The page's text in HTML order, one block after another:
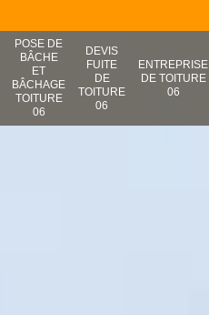
POSE DE
BÂCHE
ET
BÂCHAGE
TOITURE
06
DEVIS
FUITE
DE
TOITURE
06
ENTREPRISE
DE TOITURE
06